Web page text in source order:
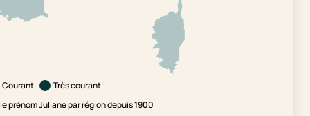
Courant
Très courant
prénom Juliane par région depuis 1900